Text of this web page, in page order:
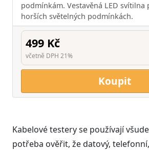
podmínkám. Vestavěná LED
horších světelných podmínkách.
499 Kč
včetně DPH 21%
Koupit
Kabelové testery se používají
potřeba ověřit, že datový,